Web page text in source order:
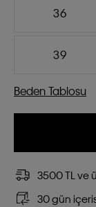
36
39
Beden Tablosu
3500 TL ve
30 gün